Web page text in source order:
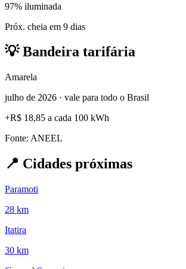
97% iluminada
Próx. cheia em 9 dias
💡Bandeira tarifária
Amarela
julho de 2026 · vale para todo o Brasil
+R$ 18,85 a cada 100 kWh
Fonte: ANEEL
📍 Cidades próximas
Paramoti
28 km
Itatira
30 km